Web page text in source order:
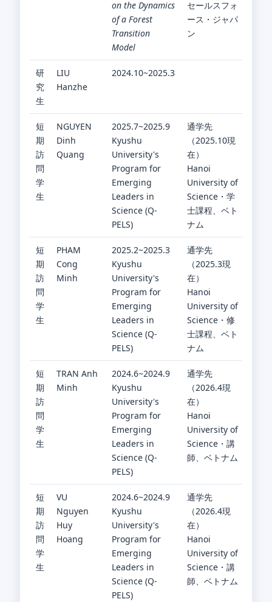
on the Dynamics
of a Forest
Transition
Model
セールスフォ
ース・ジャパ
ン
研
究
生
LIU
Hanzhe
2024.10~2025.3
短
期
訪
問
学
生
NGUYEN
Dinh
Quang
2025.7~2025.9
Kyushu
University's
Program for
Emerging
Leaders in
Science (Q-
PELS)
通学先
（2025.10現
在）
Hanoi
University of
Science・学
士課程、ベト
ナム
短
期
訪
問
学
生
PHAM
Cong
Minh
2025.2~2025.3
Kyushu
University's
Program for
Emerging
Leaders in
Science (Q-
PELS)
通学先
（2025.3現
在）
Hanoi
University of
Science・修
士課程、ベト
ナム
短
期
訪
問
学
生
TRAN Anh
Minh
2024.6~2024.9
Kyushu
University's
Program for
Emerging
Leaders in
Science (Q-
PELS)
通学先
（2026.4現
在）
Hanoi
University of
Science・講
師、ベトナム
短
期
訪
問
学
生
VU
Nguyen
Huy
Hoang
2024.6~2024.9
Kyushu
University's
Program for
Emerging
Leaders in
Science (Q-
PELS)
通学先
（2026.4現
在）
Hanoi
University of
Science・講
師、ベトナム